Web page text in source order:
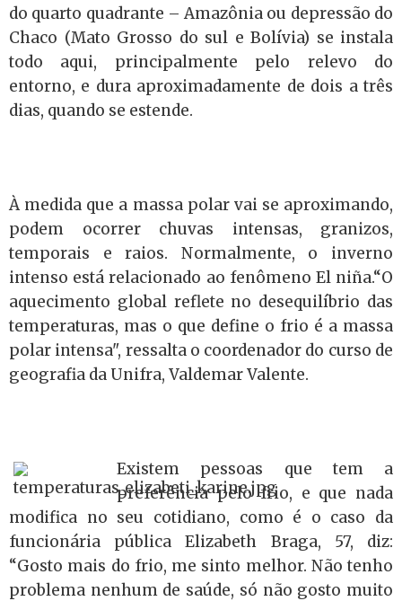
do quarto quadrante – Amazônia ou depressão do
Chaco (Mato Grosso do sul e Bolívia) se instala
todo aqui, principalmente pelo relevo do
entorno, e dura aproximadamente de dois a três
dias, quando se estende.
À medida que a massa polar vai se aproximando,
podem ocorrer chuvas intensas, granizos,
temporais e raios. Normalmente, o inverno
intenso está relacionado ao fenômeno El niña.“O
aquecimento global reflete no desequilíbrio das
temperaturas, mas o que define o frio é a massa
polar intensa", ressalta o coordenador do curso de
geografia da Unifra, Valdemar Valente.
Existem pessoas que tem a
preferência pelo frio, e que nada
modifica no seu cotidiano, como é o caso da
funcionária pública Elizabeth Braga, 57, diz:
“Gosto mais do frio, me sinto melhor. Não tenho
problema nenhum de saúde, só não gosto muito